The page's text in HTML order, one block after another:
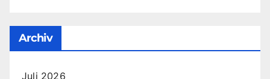
Archiv
Juli 2026